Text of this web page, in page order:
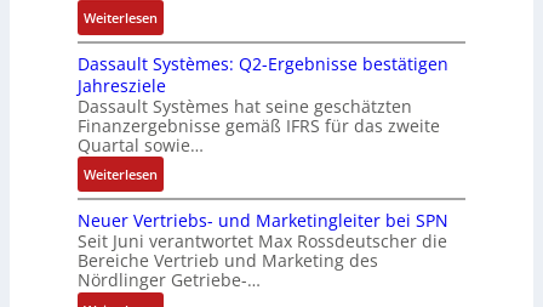
A
n
l
a
g
e
n
b
a
u
n
-
K
i
t
E
n
c
e
r
e
r
t
r
i
a
n
g
a
t
ü
c
k
g
r
a
t
d
e
r
F
a
b
Weiterlesen:
R
o
s
e
S
y
s
t
e
m
t
e
Dassault Systèmes: Q2-Ergebnisse bestätigen
Jahresziele
Dassault Systèmes hat seine geschätzten
Finanzergebnisse gemäß IFRS für das zweite
Quartal sowie…
Weiterlesen:
D
a
s
s
a
Neuer Vertriebs- und Marketingleiter bei SPN
Seit Juni verantwortet Max Rossdeutscher die
Bereiche Vertrieb und Marketing des
Nördlinger Getriebe-…